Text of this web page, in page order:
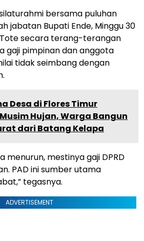
bersama puluhan
jabatan Bupati Ende, Minggu 30
secara terang-terangan
gaji pimpinan dan anggota
tidak seimbang dengan
Desa di Flores Timur
Hujan, Warga Bangun
dari Batang Kelapa
menurun, mestinya gaji DPRD
PAD ini sumber utama
tegasnya.
ADVERTISEMENT